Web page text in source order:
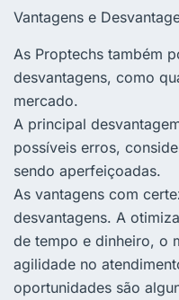
Vantagens e
As Proptechs também
desvantagens, como
mercado.
A principal
possíveis erros,
sendo aperfeiçoadas.
As vantagens com
desvantagens. A
de tempo e dinheiro, o
agilidade no
oportunidades são